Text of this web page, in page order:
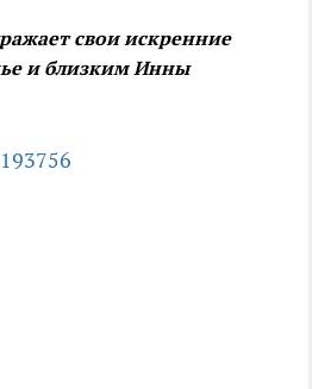
свои искренние
и близким Инны